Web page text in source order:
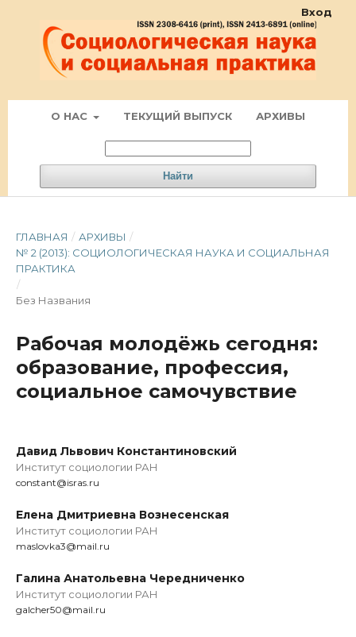
О НАС ТЕКУЩИЙ ВЫПУСК АРХИВЫ
Найти
Вход
ГЛАВНАЯ / АРХИВЫ /
№ 2 (2013): СОЦИОЛОГИЧЕСКАЯ НАУКА И СОЦИАЛЬНАЯ
ПРАКТИКА
/
Без Названия
Рабочая молодёжь сегодня:
образование, профессия,
социальное самочувствие
Давид Львович Константиновский
Институт социологии РАН
constant@isras.ru
Елена Дмитриевна Вознесенская
Институт социологии РАН
maslovka3@mail.ru
Галина Анатольевна Чередниченко
Институт социологии РАН
galcher50@mail.ru